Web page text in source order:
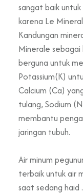
sangat baik
karena Le
Kandungan
Minerale
berguna untuk
Potassium(K)
Calcium (Ca)
tulang, Sodium
membantu
jaringan tubuh.
Air minum
terbaik untuk air
saat sedang haid